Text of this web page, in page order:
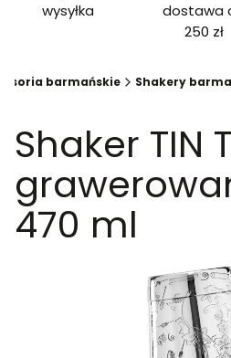
wysyłka
dostawa
250 zł
barmańskie Shakery
Shaker TIN
470 ml